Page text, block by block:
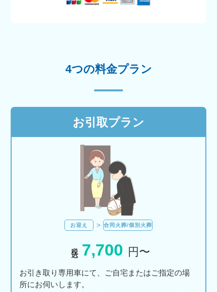
4つの料金プラン
お引取プラン
お迎え 合同火葬/個別火葬
7,700 円〜
お引き取り専用車にて、ご自宅またはご指定の場
所にお伺いします。